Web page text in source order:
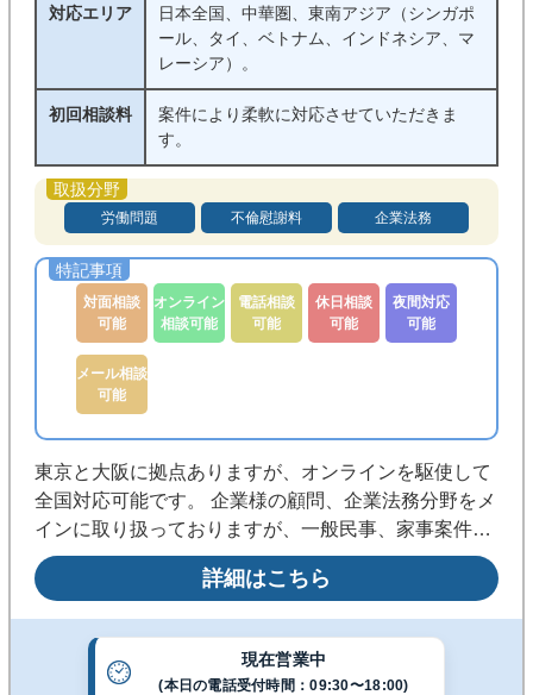
対応エリア
日本全国、中華圏、東南アジア（シンガポ
ール、タイ、ベトナム、インドネシア、マ
レーシア）。
初回相談料
案件により柔軟に対応させていただきま
す。
労働問題 不倫慰謝料 企業法務
対面相談
可能
オンライン
相談可能
電話相談
可能
休日相談
可能
夜間対応
可能
メール相談
可能
東京と大阪に拠点ありますが、オンラインを駆使して
全国対応可能です。 企業様の顧問、企業法務分野をメ
インに取り扱っておりますが、一般民事、家事案件に
ついても対応可能です。 中国語・英語対応可能な弁護
士です。海外企業との取引における英文、中文契約書
のレビューやM&A、海外進出サポートをしています。
詳細はこちら
現在営業中
(本日の電話受付時間：09:30〜18:00)